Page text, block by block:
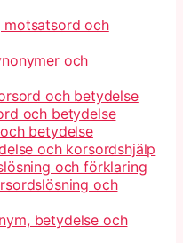
motsatsord och
och
och betydelse
och betydelse
betydelse
och korsordshjälp
och förklaring
och
betydelse och